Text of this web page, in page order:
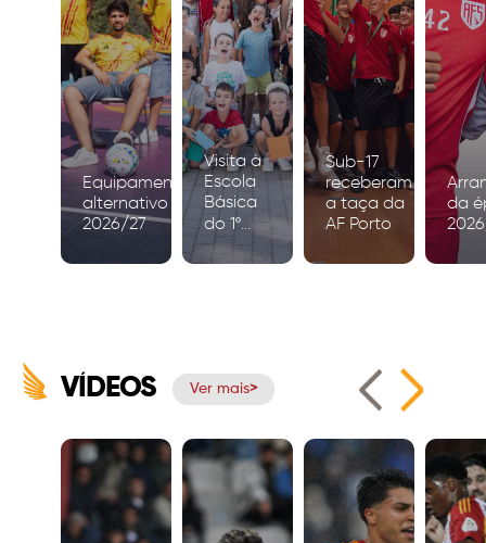
Equipamento
alternativo
2026/27
Visita à
Escola
Básica
do 1º
Ciclo de
Igreja
Sub-17
receberam
a taça da
AF Porto
da
VÍDEOS Ver mais